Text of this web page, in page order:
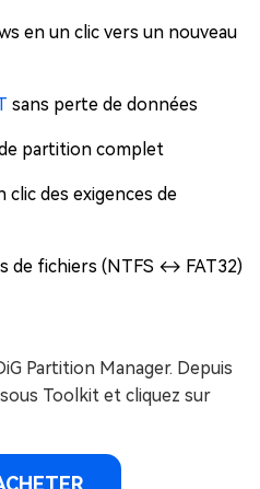
en un clic vers un nouveau
sans perte de données
partition complet
des exigences de
de fichiers (NTFS ↔ FAT32)
Partition Manager. Depuis
Toolkit et cliquez sur